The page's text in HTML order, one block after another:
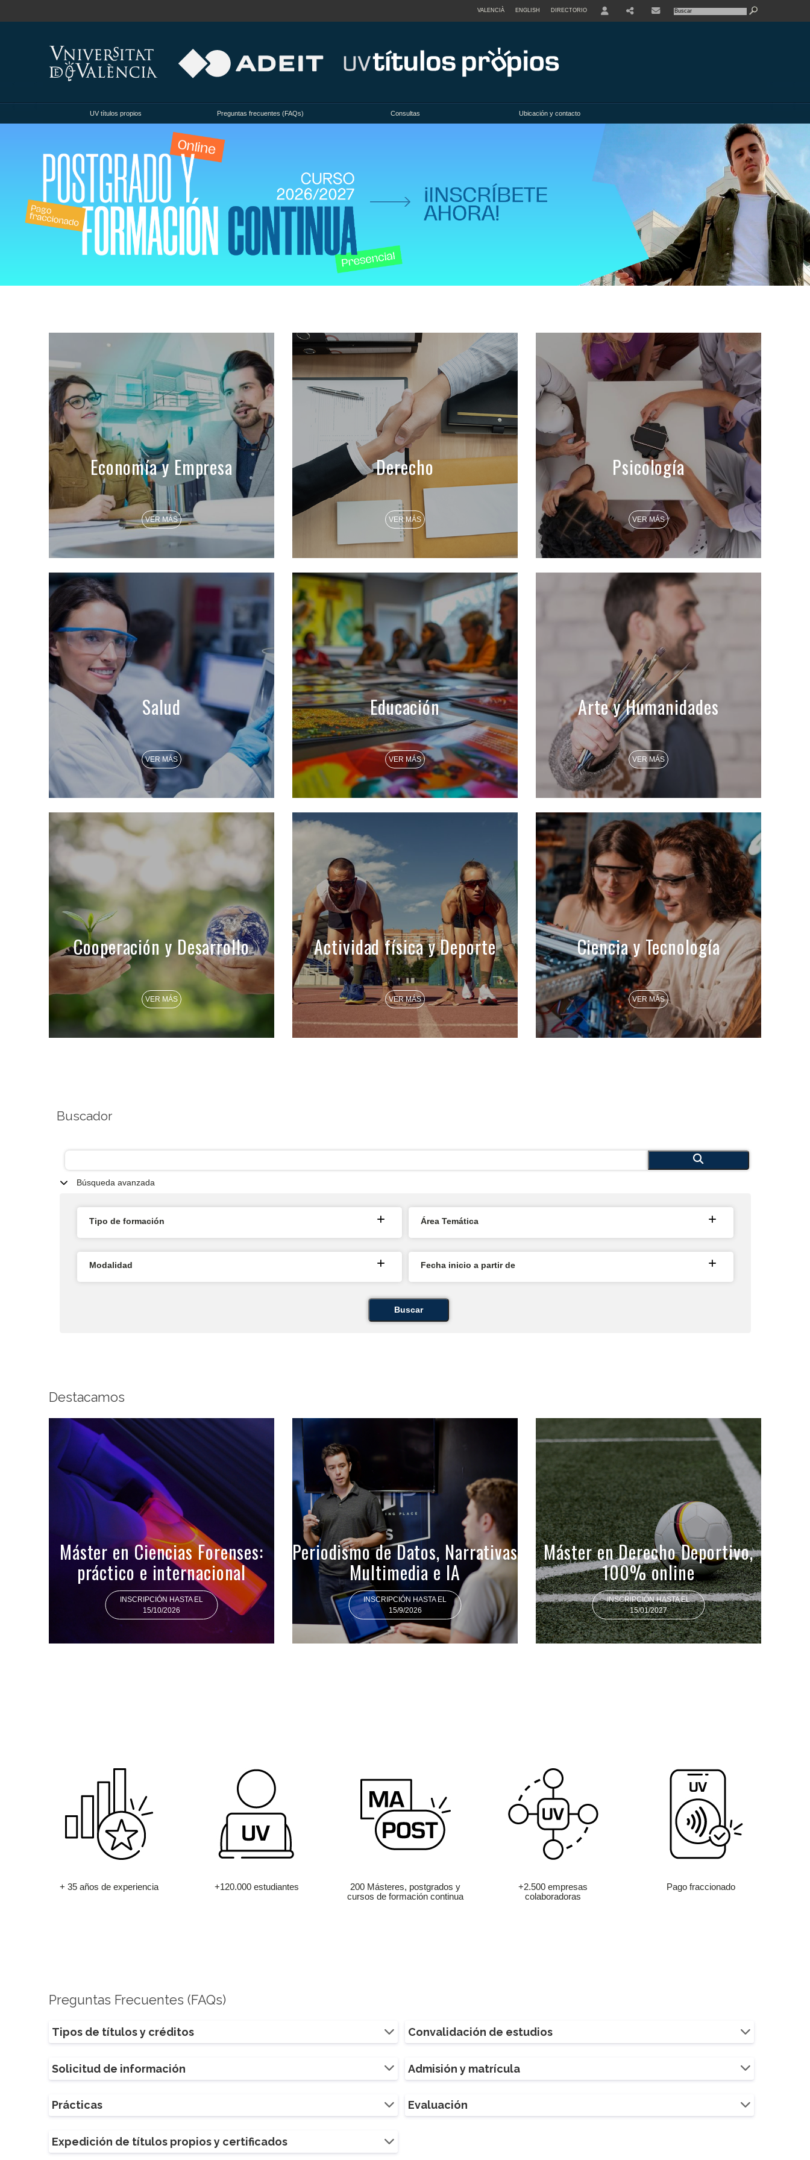
VALENCIÀ ENGLISH DIRECTORIO
UV títulos propios Preguntas frecuentes (FAQs) Consultas Ubicación y contacto
Economía y Empresa
VER MÁS
Derecho
VER MÁS
Psicología
VER MÁS
Salud
VER MÁS
Educación
VER MÁS
Arte y Humanidades
VER MÁS
Cooperación y Desarrollo
VER MÁS
Actividad física y Deporte
VER MÁS
Ciencia y Tecnología
VER MÁS
Buscador
Búsqueda avanzada
Tipo de formación Área Temática
Modalidad Fecha inicio a partir de
Buscar
Destacamos
Máster en Ciencias Forenses:
práctico e internacional
INSCRIPCIÓN HASTA EL
15/10/2026
Periodismo de Datos, Narrativas
Multimedia e IA
INSCRIPCIÓN HASTA EL
15/9/2026
Máster en Derecho Deportivo,
100% online
INSCRIPCIÓN HASTA EL
15/01/2027
+ 35 años de experiencia +120.000 estudiantes
200 Másteres, postgrados y
cursos de formación continua
+2.500 empresas
colaboradoras
Pago fraccionado
Preguntas Frecuentes (FAQs)
Tipos de títulos y créditos Convalidación de estudios
Solicitud de información Admisión y matrícula
Prácticas Evaluación
Expedición de títulos propios y certificados